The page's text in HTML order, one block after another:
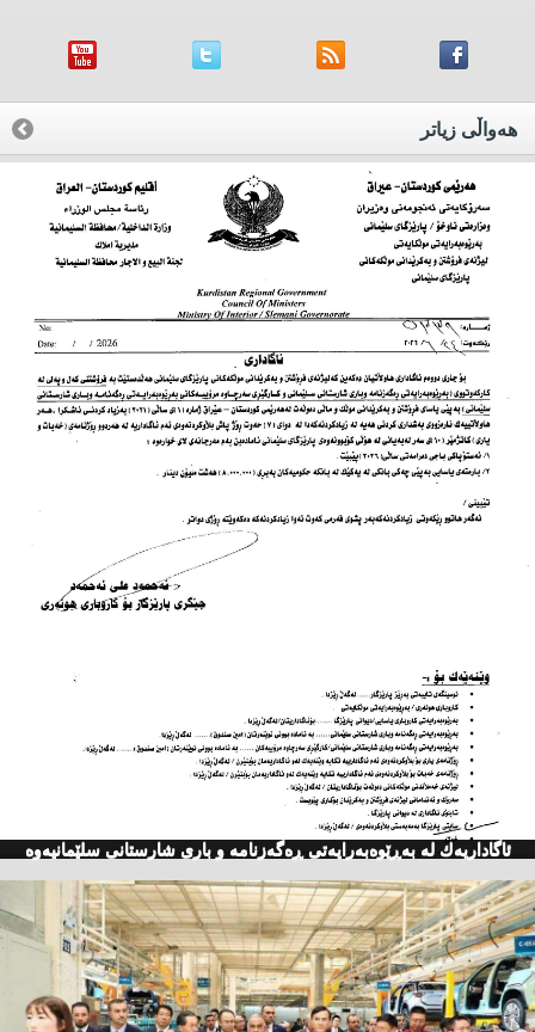
هه‌واڵی زیاتر
ئاگاداریه‌ك له‌ به‌ڕێوه‌به‌رایه‌تی ڕه‌گه‌زنامه‌ و باری شارستانی سلێمانیه‌وه‌